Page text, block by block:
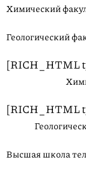
Химический
Геологический
[RICH_HTML
[RICH_HTML
Высшая школа